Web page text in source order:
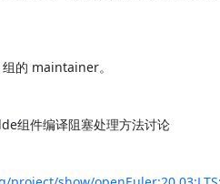
的 maintainer。
组件编译阻塞处理方法讨论